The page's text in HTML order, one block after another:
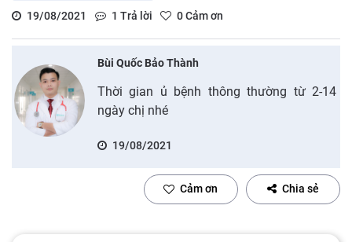
19/08/2021
1 Trả lời 0Cảm ơn
Bùi Quốc Bảo Thành
Thời gian ủ bệnh thông thường từ 2-14
ngày chị nhé
19/08/2021
Cảm ơn Chia sẻ